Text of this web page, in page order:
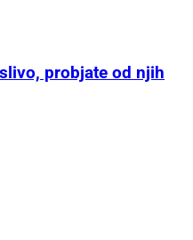
probjate od njih